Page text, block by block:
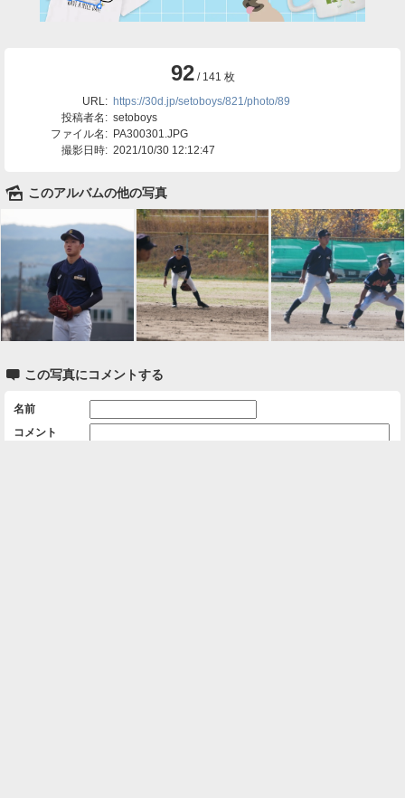
92 / 141 枚
URL: https://30d.jp/setoboys/821/photo/89
投稿者名: setoboys
ファイル名: PA300301.JPG
撮影日時: 2021/10/30 12:12:47
🌄 このアルバムの他の写真
 この写真にコメントする
名前
コメント